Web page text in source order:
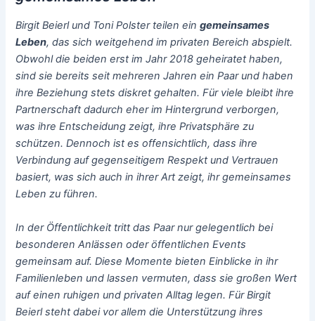
Birgit Beierl und Toni Polster teilen eingemeinsames
Leben, das sich weitgehend im privaten Bereich abspielt.
Obwohl die beiden erst im Jahr 2018 geheiratet haben,
sind sie bereits seit mehreren Jahren ein Paar und haben
ihre Beziehung stets diskret gehalten. Für viele bleibt ihre
Partnerschaft dadurch eher im Hintergrund verborgen,
was ihre Entscheidung zeigt, ihre Privatsphäre zu
schützen. Dennoch ist es offensichtlich, dass ihre
Verbindung auf gegenseitigem Respekt und Vertrauen
basiert, was sich auch in ihrer Art zeigt, ihr gemeinsames
Leben zu führen.
In der Öffentlichkeit tritt das Paar nur gelegentlich bei
besonderen Anlässen oder öffentlichen Events
gemeinsam auf. Diese Momente bieten Einblicke in ihr
Familienleben und lassen vermuten, dass sie großen Wert
auf einen ruhigen und privaten Alltag legen. Für Birgit
Beierl steht dabei vor allem die Unterstützung ihres